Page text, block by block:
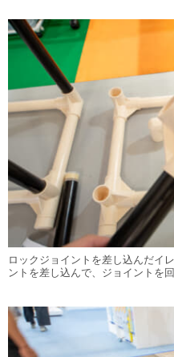
ロックジョイントを差し込んだイ
ントを差し込んで、ジョイントを